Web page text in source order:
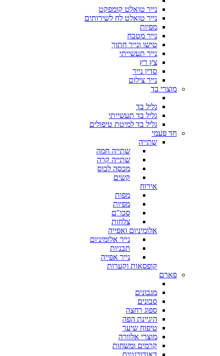
נייר טואלט קומפקט
נייר טואלט לח לשירותים
מפיות
נייר מטבח
טישו ונייר חתוך
נייר תעשייתי
צץ רץ
סדין נייר
נייר צילום
מוצרי בד
גליל בד
גליל בד תעשייתי
גליל בד למיטת טיפולים
חד פעמי
שתייה
שתייה חמה
שתייה קרה
מכסה לכוס
קשים
אירוח
מפות
מפיות
סכו"ם
צלחות
אלומיניום ואפייה
נייר אלומיניום
תבניות
נייר אפייה
קופסאות וקערות
פארם
מגבונים
סבונים
ספוג רחצה
היגיינת הפה
טיפוח שיער
מוצרי אלוורה
קרמים ומשחות
דאודורנטים